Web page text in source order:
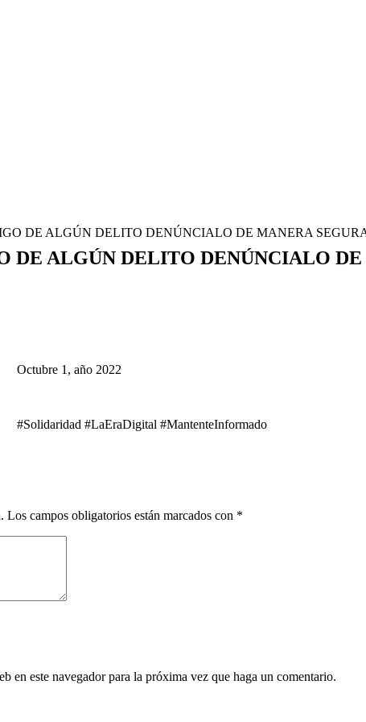
DE ALGÚN DELITO DENÚNCIALO DE MANERA
DE ALGÚN DELITO DENÚNCIALO DE
Octubre 1, año 2022
#Solidaridad #LaEraDigital #MantenteInformado
Los campos obligatorios están marcados con *
en este navegador para la próxima vez que haga un comentario.